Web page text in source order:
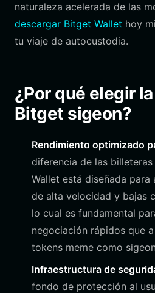
naturaleza acelerada de las
descargar Bitget Wallet hoy
tu viaje de autocustodia.
¿Por qué elegir
Bitget sigeon?
Rendimiento optimizado
diferencia de las
Wallet está diseñada
de alta velocidad y bajas
lo cual es fundamental
negociación rápidos que
tokens meme como
Infraestructura de
fondo de protección al